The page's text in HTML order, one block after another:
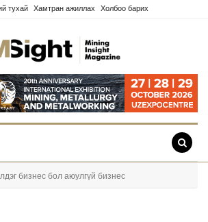
тухай Хамтран ажиллах Холбоо барих
бизнес бол аюулгүй бизнес